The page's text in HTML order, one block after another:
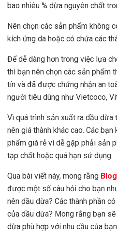
bao nhiêu % dừa nguyên chất
Nên chọn các sản phẩm không
kích ứng da hoặc có chứa các
Để dễ dàng hơn trong việc lựa
thì bạn nên chọn các sản phẩm
tín và đã được chứng nhận an
người tiêu dùng như Vietcoco,
Vì quá trình sản xuất ra dầu dừa
nên giá thành khác cao. Các
phẩm giá rẻ vì dễ gặp phải sản
tạp chất hoặc quá hạn sử dụng.
Qua bài viết này, mong rằng
được một số câu hỏi cho bạn
nên dầu dừa? Các thành phần
của dầu dừa? Mong rằng bạn
dừa phù hợp với nhu cầu của